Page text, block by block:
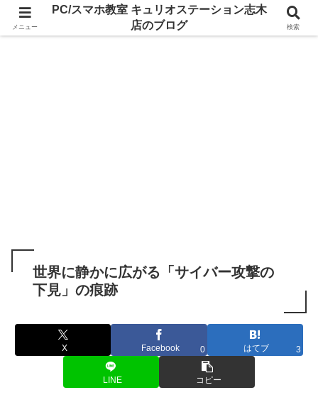
世界に静かに広がる「サイバー攻撃の
下見」の痕跡
X Facebook 0 はてブ 3
LINE コピー
メニュー
PC/スマホ教室 キュリオステーション志木
店のブログ
検索